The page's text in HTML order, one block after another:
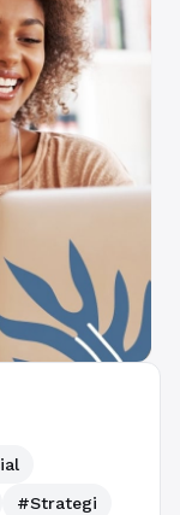
#Strategi